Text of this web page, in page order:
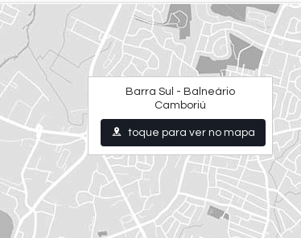
Barra Sul - Balneário
Camboriú
toque para ver no mapa